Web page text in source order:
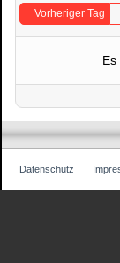
Vorheriger Tag
Datenschutz